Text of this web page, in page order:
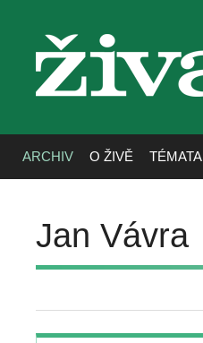
živa
ARCHIV O ŽIVĚ TÉMATA
Jan Vávra